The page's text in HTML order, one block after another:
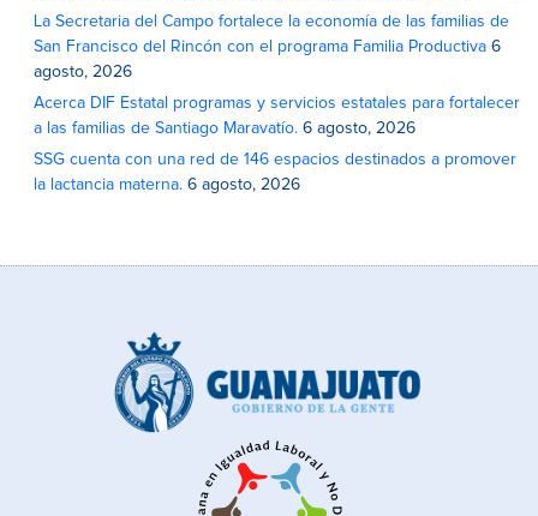
La Secretaria del Campo fortalece la economía de las familias de
San Francisco del Rincón con el programa Familia Productiva 6
agosto, 2026
Acerca DIF Estatal programas y servicios estatales para fortalecer
a las familias de Santiago Maravatío. 6 agosto, 2026
SSG cuenta con una red de 146 espacios destinados a promover
la lactancia materna. 6 agosto, 2026